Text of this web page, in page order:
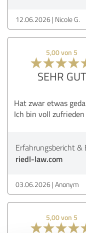
12.06.2026 Nicole G.
5,00 von 5
SEHR GUT
Hat zwar etwas
Ich bin voll zufrieden
Erfahrungsbericht &
riedl-law.com
03.06.2026 Anonym
5,00 von 5